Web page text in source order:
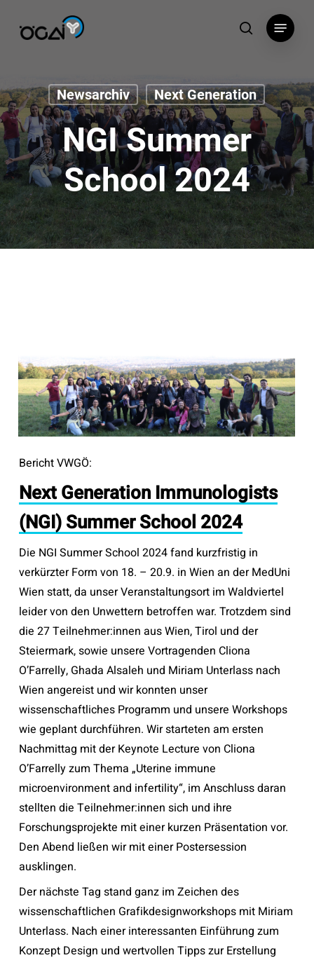
search
Menu
Newsarchiv Next Generation
NGI Summer
School 2024
Bericht VWGÖ:
Next Generation Immunologists
(NGI) Summer School 2024
Die NGI Summer School 2024 fand kurzfristig in
verkürzter Form von 18. – 20.9. in Wien an der MedUni
Wien statt, da unser Veranstaltungsort im Waldviertel
leider von den Unwettern betroffen war. Trotzdem sind
die 27 Teilnehmer:innen aus Wien, Tirol und der
Steiermark, sowie unsere Vortragenden Cliona
O’Farrelly, Ghada Alsaleh und Miriam Unterlass nach
Wien angereist und wir konnten unser
wissenschaftliches Programm und unsere Workshops
wie geplant durchführen. Wir starteten am ersten
Nachmittag mit der Keynote Lecture von Cliona
O’Farrelly zum Thema „Uterine immune
microenvironment and infertility“, im Anschluss daran
stellten die Teilnehmer:innen sich und ihre
Forschungsprojekte mit einer kurzen Präsentation vor.
Den Abend ließen wir mit einer Postersession
ausklingen.
Der nächste Tag stand ganz im Zeichen des
wissenschaftlichen Grafikdesignworkshops mit Miriam
Unterlass. Nach einer interessanten Einführung zum
Konzept Design und wertvollen Tipps zur Erstellung